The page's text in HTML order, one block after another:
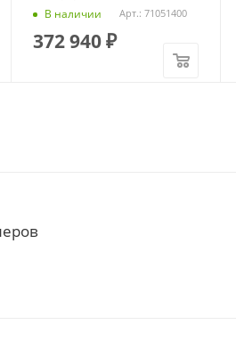
В наличии Арт.: 71051400
372 940₽